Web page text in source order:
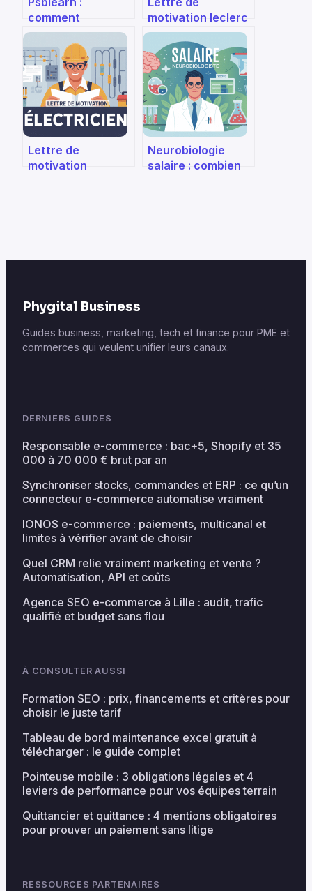
comment
maîtriser cette
bibliothèque
python pour le
machine learning
motivation leclerc
: exemples,
conseils et
structure
gagnante
Lettre de
motivation
Neurobiologie
salaire : combien
Phygital Business
Guides business, marketing, tech et finance pour PME et
commerces qui veulent unifier leurs canaux.
DERNIERS GUIDES
Responsable e-commerce : bac+5, Shopify et 35
000 à 70 000 € brut par an
Synchroniser stocks, commandes et ERP : ce qu’un
connecteur e-commerce automatise vraiment
IONOS e-commerce : paiements, multicanal et
limites à vérifier avant de choisir
Quel CRM relie vraiment marketing et vente ?
Automatisation, API et coûts
Agence SEO e-commerce à Lille : audit, trafic
qualifié et budget sans flou
À CONSULTER AUSSI
Formation SEO : prix, financements et critères pour
choisir le juste tarif
Tableau de bord maintenance excel gratuit à
télécharger : le guide complet
Pointeuse mobile : 3 obligations légales et 4
leviers de performance pour vos équipes terrain
Quittancier et quittance : 4 mentions obligatoires
pour prouver un paiement sans litige
RESSOURCES PARTENAIRES